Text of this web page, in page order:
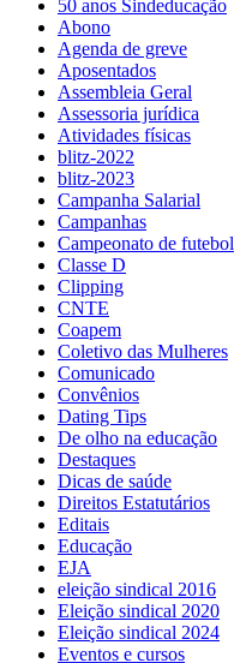
50 anos Sindeducação
Abono
Agenda de greve
Aposentados
Assembleia Geral
Assessoria jurídica
Atividades físicas
blitz-2022
blitz-2023
Campanha Salarial
Campanhas
Campeonato de futebol
Classe D
Clipping
CNTE
Coapem
Coletivo das Mulheres
Comunicado
Convênios
Dating Tips
De olho na educação
Destaques
Dicas de saúde
Direitos Estatutários
Editais
Educação
EJA
eleição sindical 2016
Eleição sindical 2020
Eleição sindical 2024
Eventos e cursos